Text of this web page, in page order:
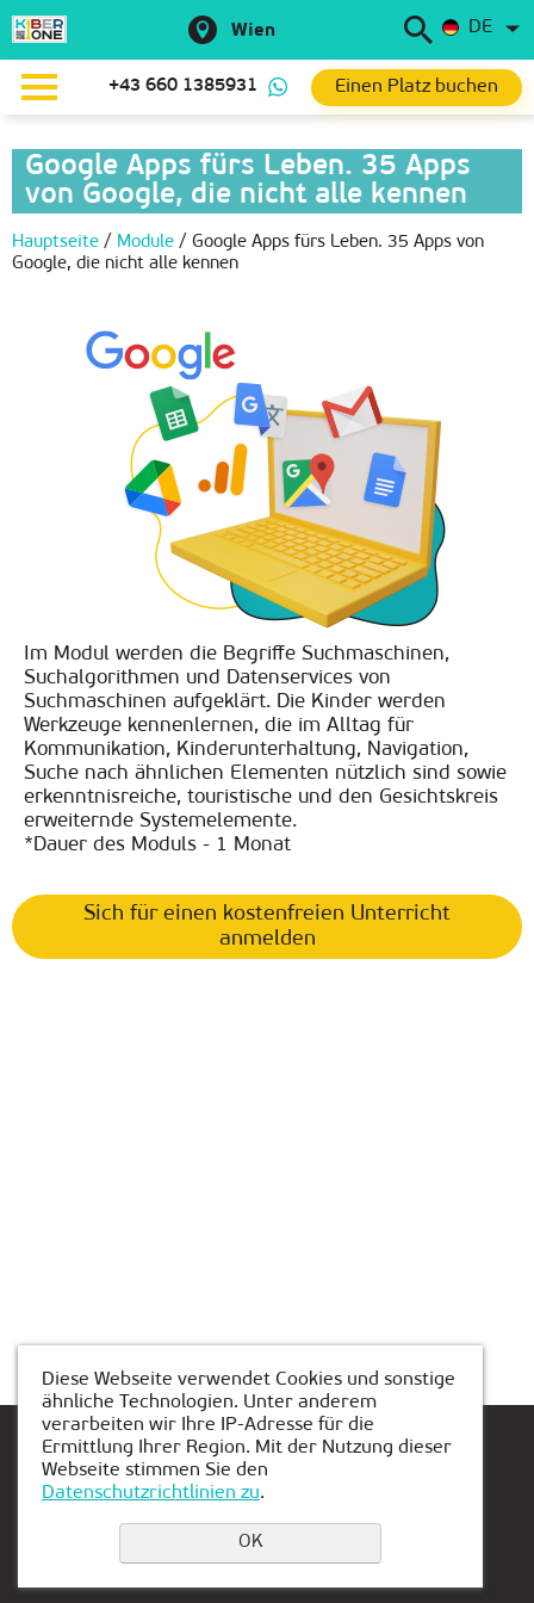
Wien DE
+43 660 1385931 Einen Platz buchen
Google Apps fürs Leben. 35 Apps
von Google, die nicht alle kennen
Hauptseite / Module / Google Apps fürs Leben. 35 Apps von
Google, die nicht alle kennen
Im Modul werden die Begriffe Suchmaschinen,
Suchalgorithmen und Datenservices von
Suchmaschinen aufgeklärt. Die Kinder werden
Werkzeuge kennenlernen, die im Alltag für
Kommunikation, Kinderunterhaltung, Navigation,
Suche nach ähnlichen Elementen nützlich sind sowie
erkenntnisreiche, touristische und den Gesichtskreis
erweiternde Systemelemente.
*Dauer des Moduls - 1 Monat
Sich für einen kostenfreien Unterricht
anmelden
Einen Platz buchen
Diese Webseite verwendet Cookies und sonstige
ähnliche Technologien. Unter anderem
verarbeiten wir Ihre IP-Adresse für die
Ermittlung Ihrer Region. Mit der Nutzung dieser
Webseite stimmen Sie den
Datenschutzrichtlinien zu.
OK